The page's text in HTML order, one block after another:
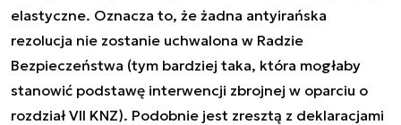
elastyczne. Oznacza to, że żadna antyirańska
rezolucja nie zostanie uchwalona w Radzie
Bezpieczeństwa (tym bardziej taka, która mogłaby
stanowić podstawę interwencji zbrojnej w oparciu o
rozdział VII KNZ). Podobnie jest zresztą z deklaracjami